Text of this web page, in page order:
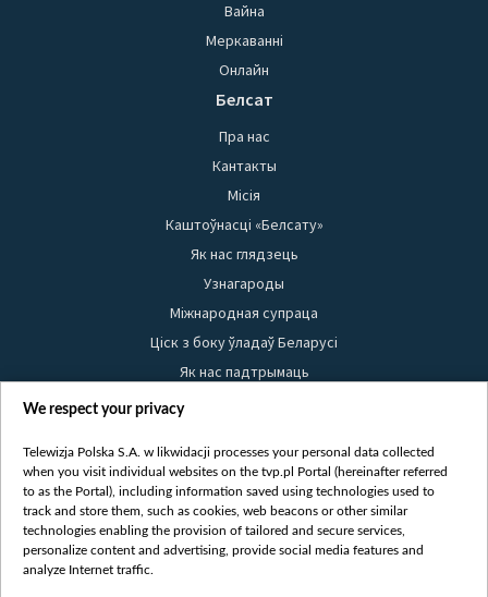
Вайна
Меркаванні
Онлайн
Белсат
Пра нас
Кантакты
Місія
Каштоўнасці «Белсату»
Як нас глядзець
Узнагароды
Міжнародная супраца
Ціск з боку ўладаў Беларусі
Як нас падтрымаць
Правілы выкарыстання матэрыялаў
Бяспека
Youtube
Белсат news
Белсат Shorts
We respect your privacy
Telewizja Polska S.A. w likwidacji processes your personal data collected
when you visit individual websites on the tvp.pl Portal (hereinafter referred
to as the Portal), including information saved using technologies used to
track and store them, such as cookies, web beacons or other similar
technologies enabling the provision of tailored and secure services,
personalize content and advertising, provide social media features and
analyze Internet traffic.